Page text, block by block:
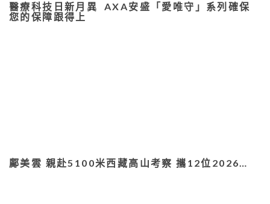
醫療科技日新月異 AXA安盛「愛唯守」系列確保
您的保障跟得上
鄺美雲 親赴5100米西藏高山考察 攜12位2026…